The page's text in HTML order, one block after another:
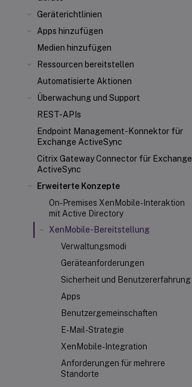
Geräterichtlinien
Apps hinzufügen
Medien hinzufügen
Ressourcen bereitstellen
Automatisierte Aktionen
Überwachung und Support
REST-APIs
Endpoint Management-Konnektor für
Exchange ActiveSync
Citrix Gateway Connector für Exchange
ActiveSync
Erweiterte Konzepte
On-Premises XenMobile-Interaktion
mit Active Directory
XenMobile-Bereitstellung
Verwaltungsmodi
Geräteanforderungen
Sicherheit und Benutzererfahrung
Apps
Benutzergemeinschaften
E-Mail-Strategie
XenMobile-Integration
Anforderungen für mehrere
Standorte